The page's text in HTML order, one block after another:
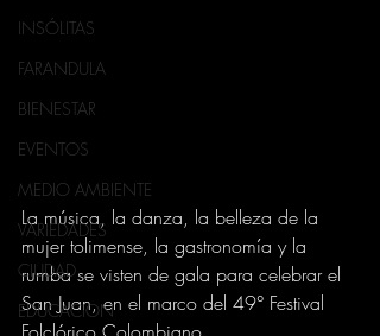
INSÓLITAS
FARANDULA
BIENESTAR
EVENTOS
MEDIO AMBIENTE
VARIEDADES
CIUDAD
EDUCACION
La música, la danza, la belleza de la
mujer tolimense, la gastronomía y la
rumba se visten de gala para celebrar el
San Juan, en el marco del 49° Festival